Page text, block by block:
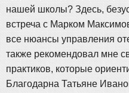
нашей школы? Здесь,
встреча с Марком
все нюансы управления
также рекомендовал мне
практиков, которые
Благодарна Татьяне